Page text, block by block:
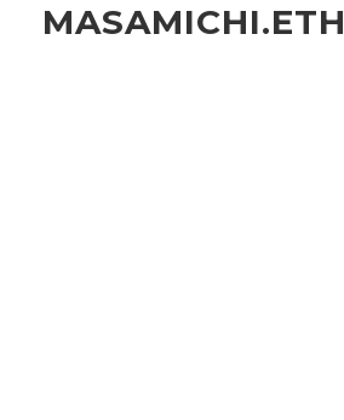
MASAMICHI.ETH